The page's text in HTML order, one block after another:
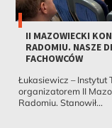
II MAZOWIECKI
RADOMIU. NASZE
FACHOWCÓW
Łukasiewicz – Instytut
organizatorem II
Radomiu. Stanowił...